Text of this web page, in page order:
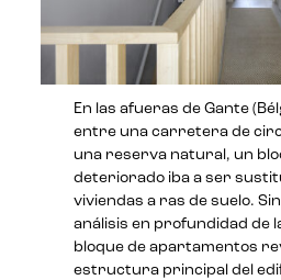
En las afueras de Gante
entre una carretera de
una reserva natural, un
deteriorado iba a ser
viviendas a ras de suelo.
análisis en profundidad de
bloque de apartamentos
estructura principal del